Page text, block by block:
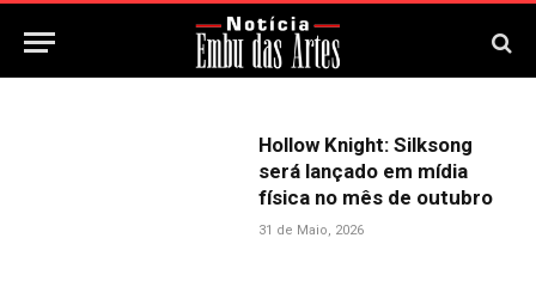
Hollow Knight: Silksong
será lançado em mídia
física no mês de outubro
31 de Maio, 2026